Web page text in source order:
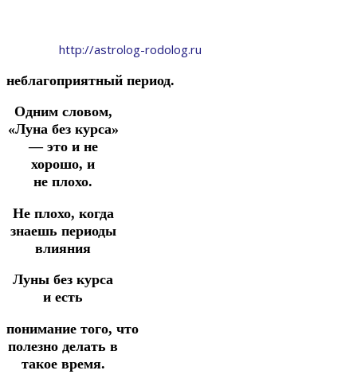
http://astrolog-rodolog.ru
неблагоприятный период.
Одним словом,
«Луна без курса»
— это и не
хорошо, и
не плохо.
Не плохо, когда
знаешь периоды
влияния
Луны без курса
и есть
понимание того, что
полезно делать в
такое время.